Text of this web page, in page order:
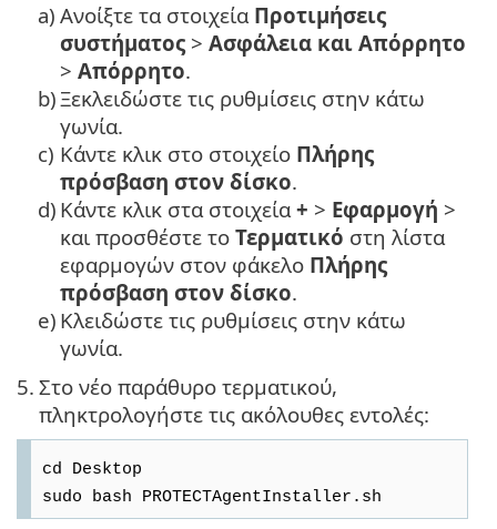
a) Ανοίξτε τα στοιχεία Προτιμήσεις
συστήματος > Ασφάλεια και Απόρρητο
> Απόρρητο.
b)Ξεκλειδώστε τις ρυθμίσεις στην κάτω
γωνία.
c) Κάντε κλικ στο στοιχείο Πλήρης
πρόσβαση στον δίσκο.
d) Κάντε κλικ στα στοιχεία+ > Εφαρμογή >
και προσθέστε το Τερματικό στη λίστα
εφαρμογών στον φάκελο Πλήρης
πρόσβαση στον δίσκο.
e) Κλειδώστε τις ρυθμίσεις στην κάτω
γωνία.
5. Στο νέο παράθυρο τερματικού,
πληκτρολογήστε τις ακόλουθες εντολές:
cd Desktop
sudo bash PROTECTAgentInstaller.sh